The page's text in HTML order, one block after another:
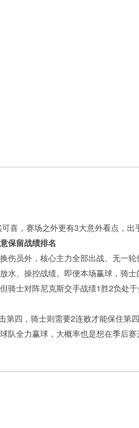
喜，赛场之外更有3大意外看点，出
保留战绩排名
伤员外，核心主力全部出战、无一
水、操控战绩。即便本场赢球，骑
骑士对阵尼克斯交手战绩1胜2负处于
第四，骑士则需要2连败才能保住第
队全力赢球，大概率也是想在季后